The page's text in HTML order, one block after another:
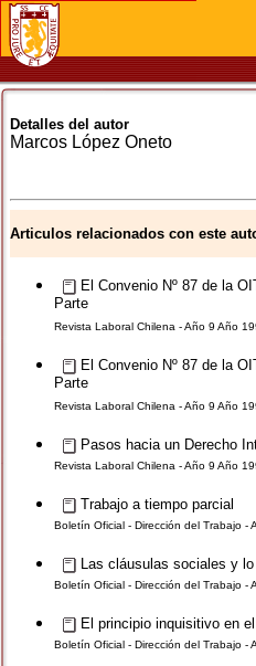
Detalles del autor
Marcos López Oneto
Articulos relacionados con este
El Convenio Nº 87 de la
Parte
Revista Laboral Chilena - Año 9 Año
El Convenio Nº 87 de la
Parte
Revista Laboral Chilena - Año 9 Año
Pasos hacia un Derecho
Revista Laboral Chilena - Año 9 Año
Trabajo a tiempo parcial
Boletín Oficial - Dirección del Trabajo -
Las cláusulas sociales y lo
Boletín Oficial - Dirección del Trabajo -
El principio inquisitivo en
Boletín Oficial - Dirección del Trabajo -